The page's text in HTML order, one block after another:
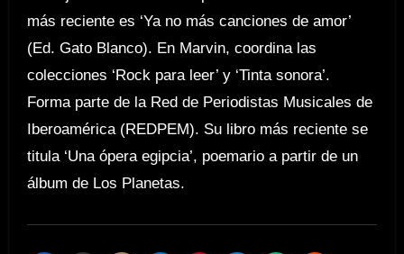
más reciente es ‘Ya no más canciones de amor’
(Ed. Gato Blanco). En Marvin, coordina las
colecciones ‘Rock para leer’ y ‘Tinta sonora’.
Forma parte de la Red de Periodistas Musicales de
Iberoamérica (REDPEM). Su libro más reciente se
titula ‘Una ópera egipcia’, poemario a partir de un
álbum de Los Planetas.